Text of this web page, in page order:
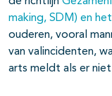
making, SDM) en
ouderen, vooral
van valincidenten,
arts meldt als er